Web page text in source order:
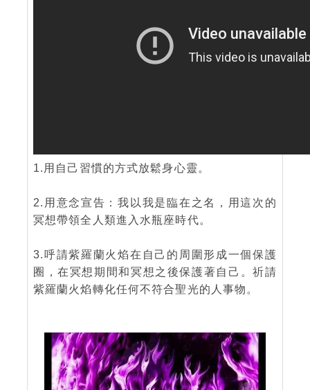
1.用自己習慣的方式放鬆身心靈。
2.用意念宣告：我以我是臨在之名，用這次的
冥想帶領全人類進入水瓶座時代。
3.呼請紫羅蘭火焰在自己的周圍形成一個保護
圈，在冥想期間和冥想之後保護著自己。祈請
紫羅蘭火焰轉化任何不符合聖光的人事物。